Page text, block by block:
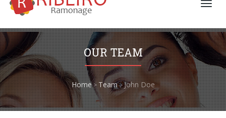
OUR TEAM
Home>Team>John Doe